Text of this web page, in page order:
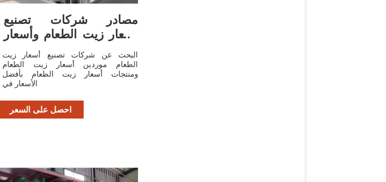
مصادر شركات تصنيع
أسعار زيت الطعام وأسعار
زيت الطعام في
البحث عن شركات تصنيع أسعار زيت
الطعام موردين أسعار زيت الطعام
ومنتجات أسعار زيت الطعام بأفضل
الأسعار في
احصل على السعر